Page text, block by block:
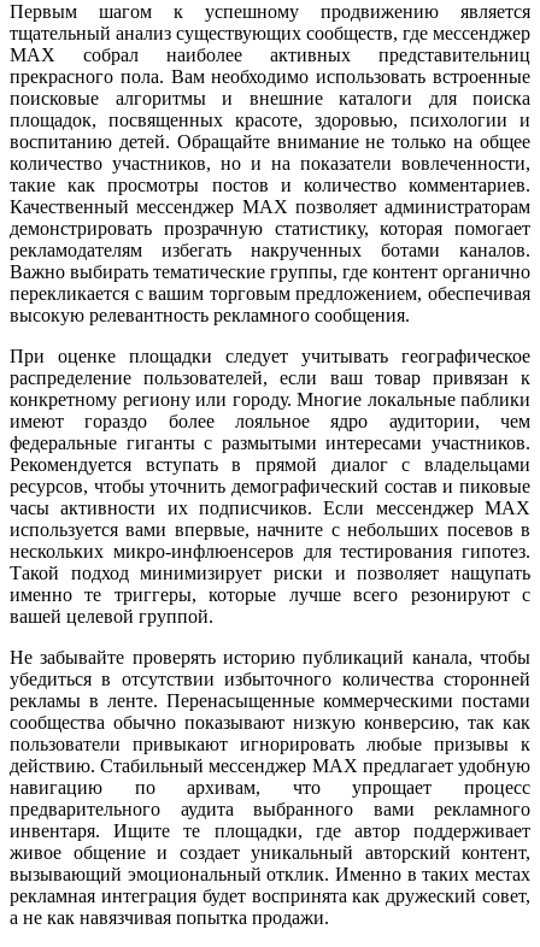
Первым шагом к успешному продвижению является
тщательный анализ существующих сообществ, где мессенджер
MAX собрал наиболее активных представительниц
прекрасного пола. Вам необходимо использовать встроенные
поисковые алгоритмы и внешние каталоги для поиска
площадок, посвященных красоте, здоровью, психологии и
воспитанию детей. Обращайте внимание не только на общее
количество участников, но и на показатели вовлеченности,
такие как просмотры постов и количество комментариев.
Качественный мессенджер MAX позволяет администраторам
демонстрировать прозрачную статистику, которая помогает
рекламодателям избегать накрученных ботами каналов.
Важно выбирать тематические группы, где контент органично
перекликается с вашим торговым предложением, обеспечивая
высокую релевантность рекламного сообщения.
При оценке площадки следует учитывать географическое
распределение пользователей, если ваш товар привязан к
конкретному региону или городу. Многие локальные паблики
имеют гораздо более лояльное ядро аудитории, чем
федеральные гиганты с размытыми интересами участников.
Рекомендуется вступать в прямой диалог с владельцами
ресурсов, чтобы уточнить демографический состав и пиковые
часы активности их подписчиков. Если мессенджер MAX
используется вами впервые, начните с небольших посевов в
нескольких микро-инфлюенсеров для тестирования гипотез.
Такой подход минимизирует риски и позволяет нащупать
именно те триггеры, которые лучше всего резонируют с
вашей целевой группой.
Не забывайте проверять историю публикаций канала, чтобы
убедиться в отсутствии избыточного количества сторонней
рекламы в ленте. Перенасыщенные коммерческими постами
сообщества обычно показывают низкую конверсию, так как
пользователи привыкают игнорировать любые призывы к
действию. Стабильный мессенджер MAX предлагает удобную
навигацию по архивам, что упрощает процесс
предварительного аудита выбранного вами рекламного
инвентаря. Ищите те площадки, где автор поддерживает
живое общение и создает уникальный авторский контент,
вызывающий эмоциональный отклик. Именно в таких местах
рекламная интеграция будет воспринята как дружеский совет,
а не как навязчивая попытка продажи.